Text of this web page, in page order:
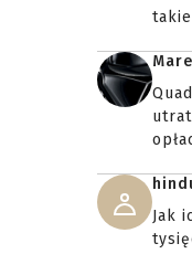
Jak